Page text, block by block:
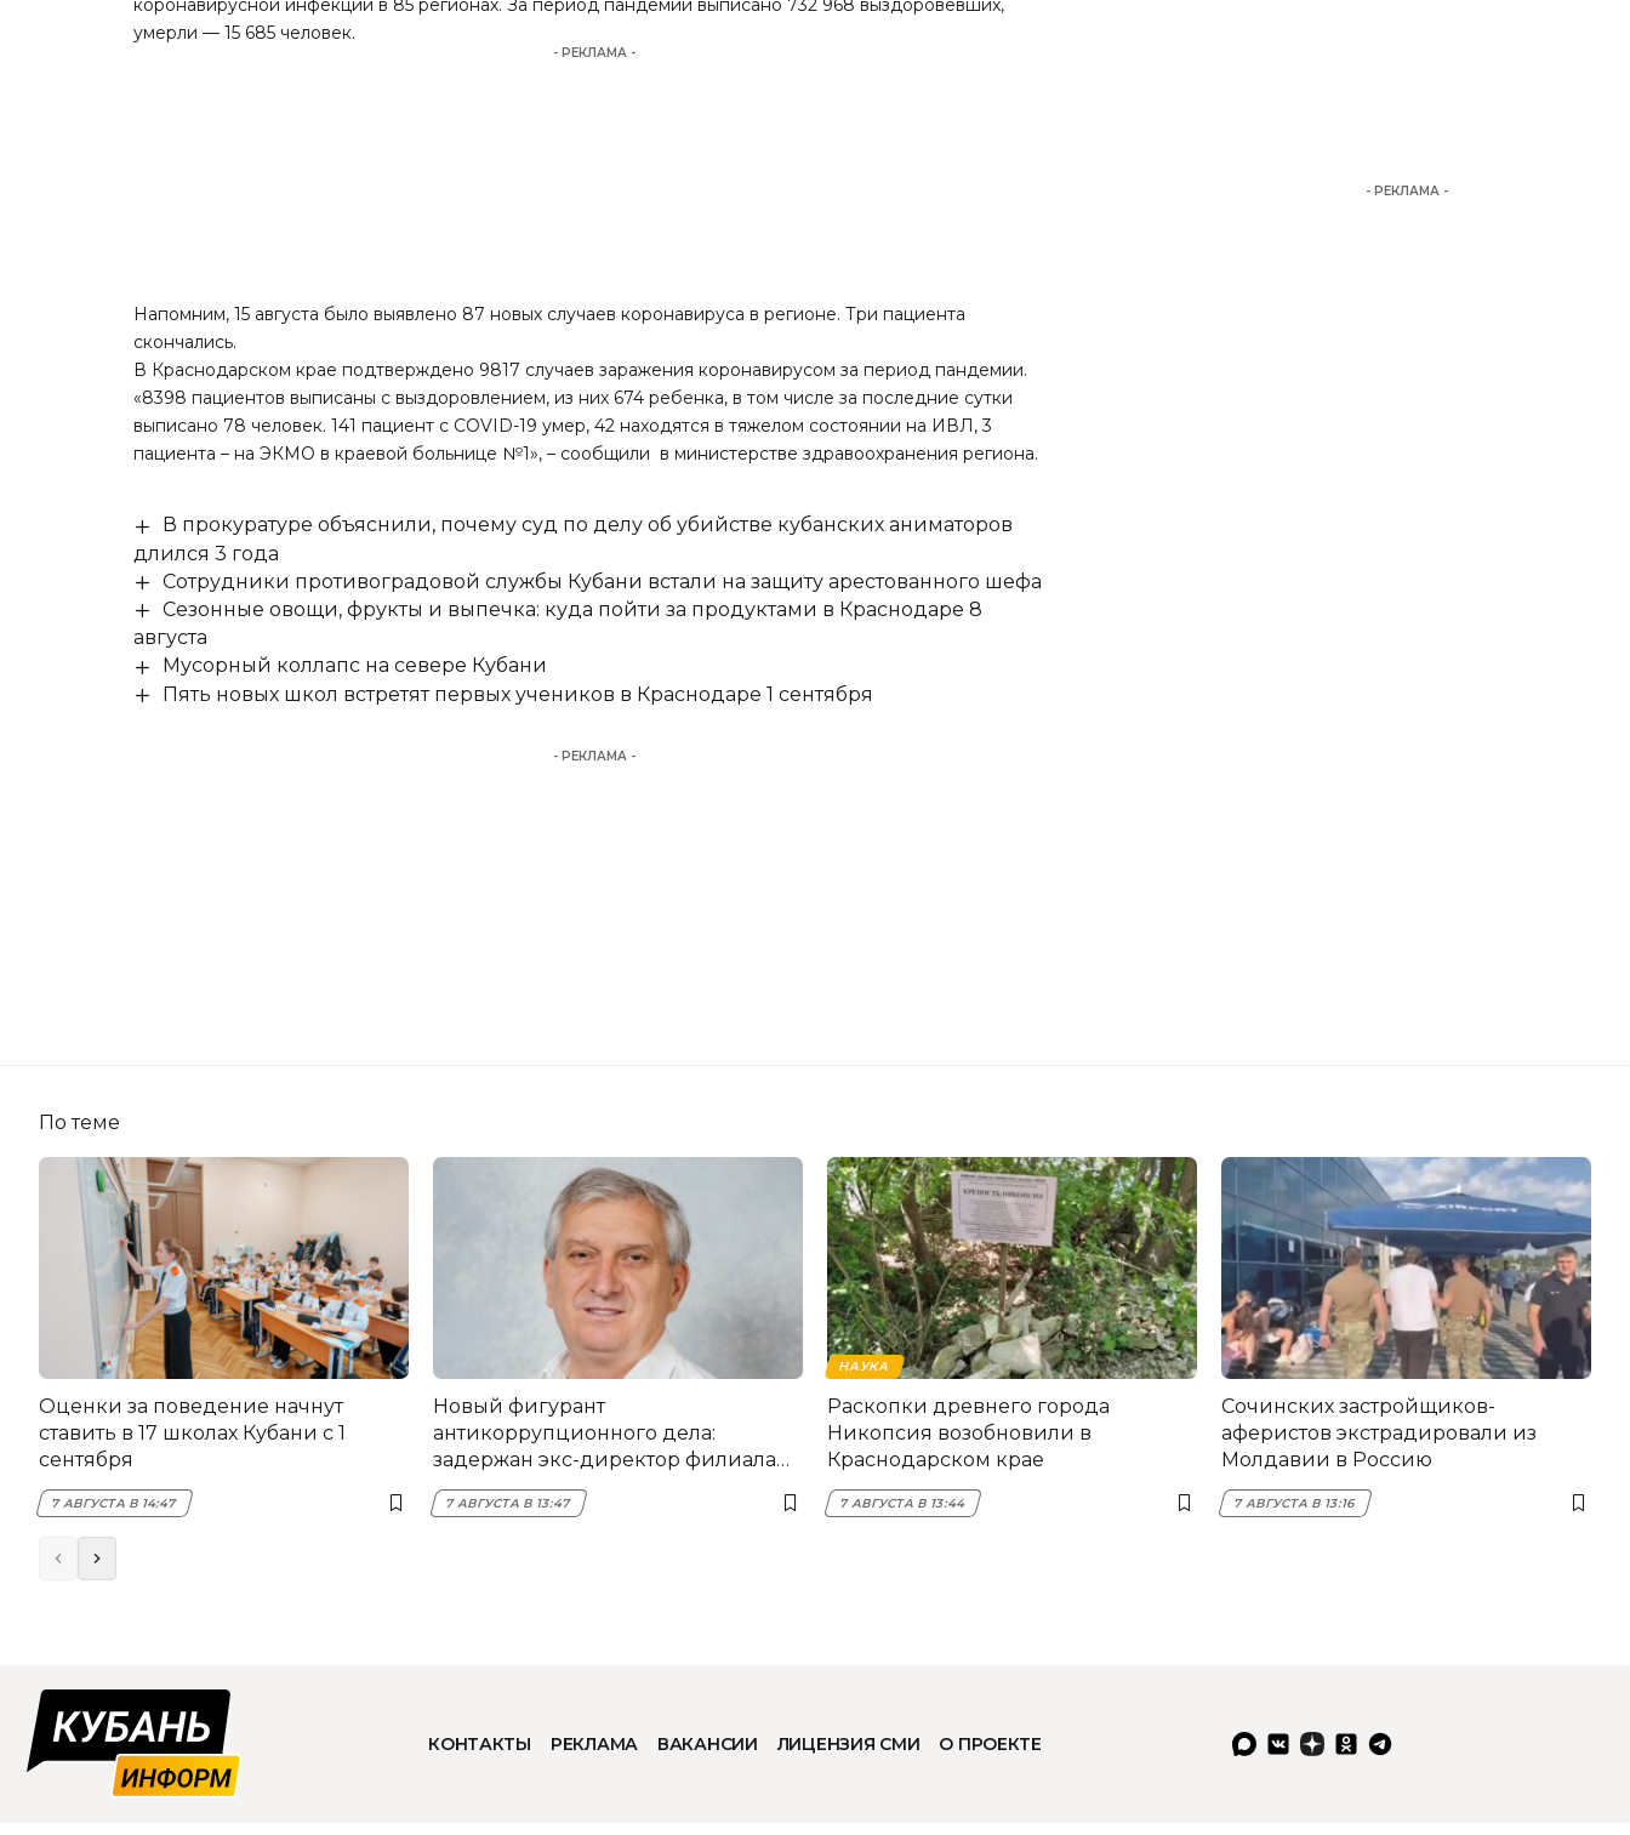
коронавирусной инфекции в 85 регионах. За период пандемии выписано 732 968 выздоровевших,
умерли — 15 685 человек.
- РЕКЛАМА -
Напомним,15 августа было выявлено 87 новых случаев коронавируса в регионе.Три пациента
скончались.
В Краснодарском крае подтверждено 9817 случаев заражения коронавирусом за период пандемии.
«8398 пациентов выписаны с выздоровлением, из них 674 ребенка, в том числе за последние сутки
выписано 78 человек. 141 пациент с COVID-19 умер, 42 находятся в тяжелом состоянии на ИВЛ, 3
пациента – на ЭКМО в краевой больнице №1», – сообщили в министерстве здравоохранения региона.
В прокуратуре объяснили, почему суд по делу об убийстве кубанских аниматоров
длился 3 года
Сотрудники противоградовой службы Кубани встали на защиту арестованного шефа
Сезонные овощи, фрукты и выпечка: куда пойти за продуктами в Краснодаре 8
августа
Мусорный коллапс на севере Кубани
Пять новых школ встретят первых учеников в Краснодаре 1 сентября
- РЕКЛАМА -
- РЕКЛАМА -
По теме
Оценки за поведение начнут
ставить в 17 школах Кубани с 1
сентября
7 АВГУСТА В 14:47
Новый фигурант
антикоррупционного дела:
задержан экс-директор филиала
НЭСК Крымска
7 АВГУСТА В 13:47
НАУКА
Раскопки древнего города
Никопсия возобновили в
Краснодарском крае
7 АВГУСТА В 13:44
Сочинских застройщиков-
аферистов экстрадировали из
Молдавии в Россию
7 АВГУСТА В 13:16
КОНТАКТЫ РЕКЛАМА ВАКАНСИИ ЛИЦЕНЗИЯ СМИ О ПРОЕКТЕ